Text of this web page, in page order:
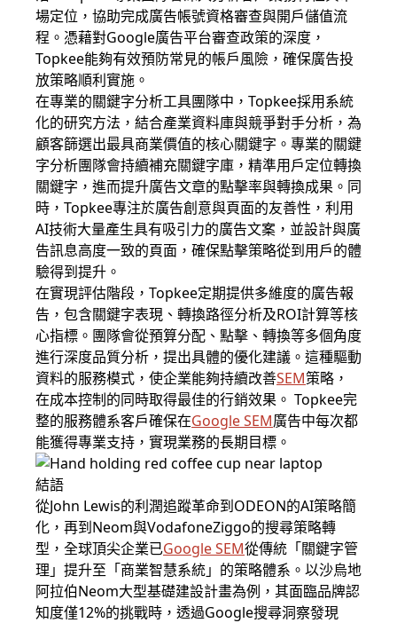
場定位，協助完成廣告帳號資格審查與開戶儲值流
程。憑藉對Google廣告平台審查政策的深度，
Topkee能夠有效預防常見的帳戶風險，確保廣告投
放策略順利實施。
在專業的關鍵字分析工具團隊中，Topkee採用系統
化的研究方法，結合產業資料庫與競爭對手分析，為
顧客篩選出最具商業價值的核心關鍵字。專業的關鍵
字分析團隊會持續補充關鍵字庫，精準用戶定位轉換
關鍵字，進而提升廣告文章的點擊率與轉換成果。同
時，Topkee專注於廣告創意與頁面的友善性，利用
AI技術大量產生具有吸引力的廣告文案，並設計與廣
告訊息高度一致的頁面，確保點擊策略從到用戶的體
驗得到提升。
在實現評估階段，Topkee定期提供多維度的廣告報
告，包含關鍵字表現、轉換路徑分析及ROI計算等核
心指標。團隊會從預算分配、點擊、轉換等多個角度
進行深度品質分析，提出具體的優化建議。這種驅動
資料的服務模式，使企業能夠持續改善SEM策略，
在成本控制的同時取得最佳的行銷效果。 Topkee完
整的服務體系客戶確保在Google SEM廣告中每次都
能獲得專業支持，實現業務的長期目標。
結語
從John Lewis的利潤追蹤革命到ODEON的AI策略簡
化，再到Neom與VodafoneZiggo的搜尋策略轉
型，全球頂尖企業已Google SEM從傳統「關鍵字管
理」提升至「商業智慧系統」的策略體系。以沙烏地
阿拉伯Neom大型基礎建設計畫為例，其面臨品牌認
知度僅12%的挑戰時，透過Google搜尋洞察發現